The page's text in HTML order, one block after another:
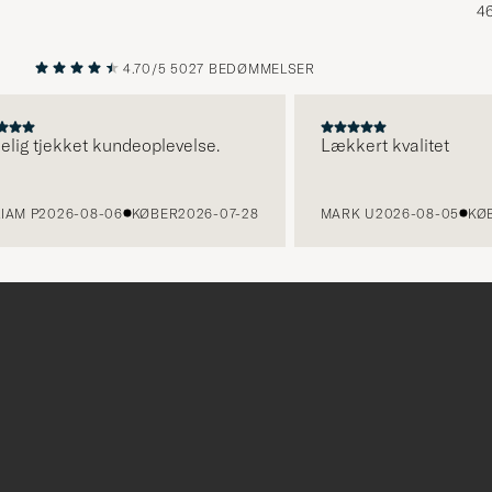
NÆSTE
4.70/5 5027 BEDØMMELSER
tjekket kundeoplevelse.
P2026-08-06 KØBER2026-07-28
Lækkert kvalitet
MARK U 2026-08-05 KØBER